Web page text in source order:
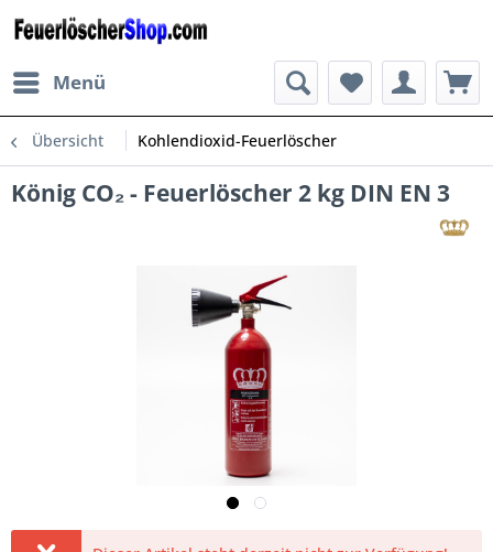
Menü
Übersicht Kohlendioxid-Feuerlöscher
König CO₂ - Feuerlöscher 2 kg DIN EN 3